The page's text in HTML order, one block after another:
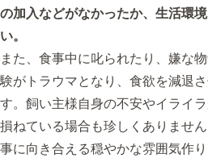
の加入などがなかったか、生活環
い。
また、食事中に叱られたり、嫌な
験がトラウマとなり、食欲を減退
す。飼い主様自身の不安やイライ
損ねている場合も珍しくありませ
事に向き合える穏やかな雰囲気作